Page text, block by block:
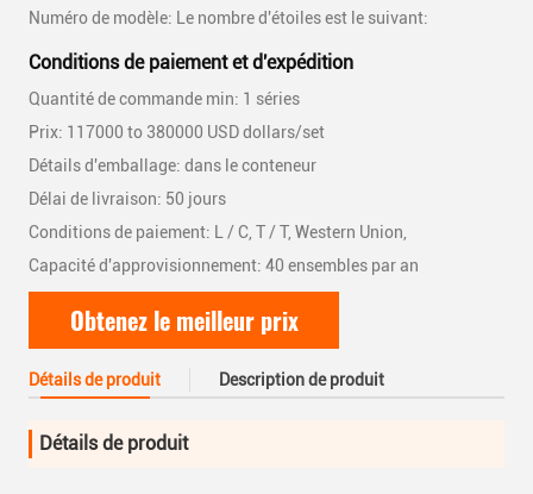
Numéro de modèle: Le nombre d'étoiles est le suivant:
Conditions de paiement et d'expédition
Quantité de commande min: 1 séries
Prix: 117000 to 380000 USD dollars/set
Détails d'emballage: dans le conteneur
Délai de livraison: 50 jours
Conditions de paiement: L / C, T / T, Western Union,
Capacité d'approvisionnement: 40 ensembles par an
Obtenez le meilleur prix
Détails de produit Description de produit
Détails de produit